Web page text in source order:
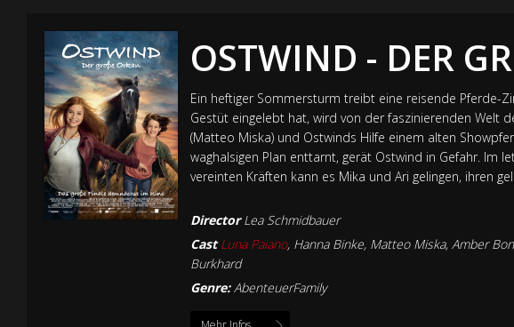
OSTWIND - DER
Ein heftiger Sommersturm treibt eine reisende Pferde-
Gestüt eingelebt hat, wird von der faszinierenden Welt
(Matteo Miska) und Ostwinds Hilfe einem alten
waghalsigen Plan enttarnt, gerät Ostwind in Gefahr. Im
vereinten Kräften kann es Mika und Ari gelingen, ihren
Director Lea Schmidbauer
Cast Luna Paiano, Hanna Binke, Matteo Miska, Amber
Burkhard
Genre:AbenteuerFamily